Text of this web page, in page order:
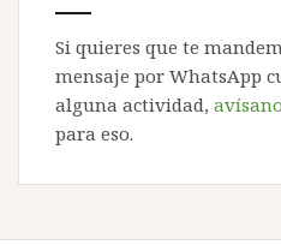
Si quieres que te
mensaje por WhatsApp
alguna actividad,
para eso.